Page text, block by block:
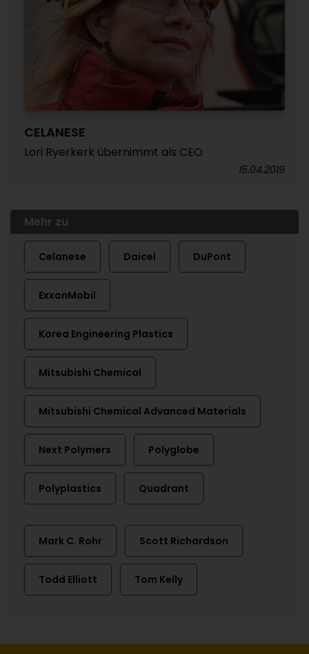
CELANESE
Lori Ryerkerk übernimmt als CEO
15.04.2019
Mehr zu
Celanese Daicel DuPont
ExxonMobil
Korea Engineering Plastics
Mitsubishi Chemical
Mitsubishi Chemical Advanced Materials
Next Polymers Polyglobe
Polyplastics Quadrant
Mark C. Rohr Scott Richardson
Todd Elliott Tom Kelly